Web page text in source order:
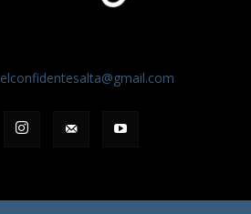
elconfidentesalta@gmail.com